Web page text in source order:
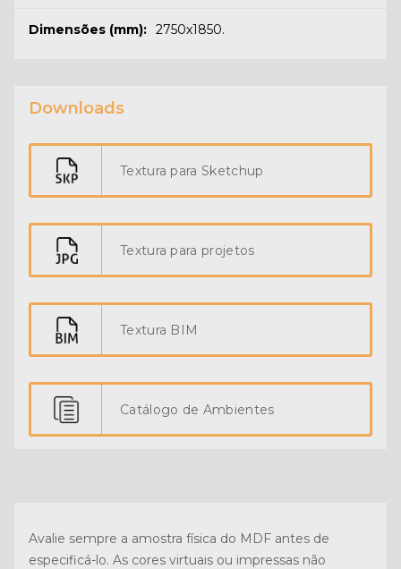
Dimensões (mm): 2750x1850.
Downloads
Textura para Sketchup
Textura para projetos
Textura BIM
Catálogo de Ambientes
Avalie sempre a amostra física do MDF antes de
especificá-lo. As cores virtuais ou impressas não